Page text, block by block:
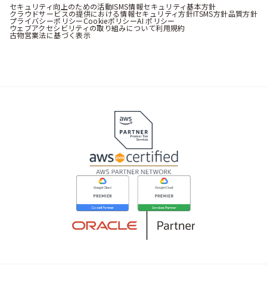
セキュリティ向上のための活動ISMS情報セキュリティ基本方針
クラウドサービスの提供における情報セキュリティ方針ITSMS方針品質方針
プライバシーポリシーCookieポリシーAI ポリシー
ウェブアクセシビリティの取り組みについて利用規約
古物営業法に基づく表示